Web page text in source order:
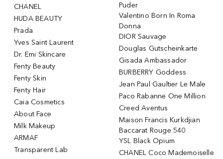
CHANEL
HUDA BEAUTY
Prada
Yves Saint Laurent
Dr. Emi Skincare
Fenty Beauty
Fenty Skin
Fenty Hair
Caia Cosmetics
About Face
Milk Makeup
ARMAF
Transparent Lab
Puder
Valentino Born In Roma
Donna
DIOR Sauvage
Douglas Gutscheinkarte
Gisada Ambassador
BURBERRY Goddess
Jean Paul Gaultier Le Male
Paco Rabanne One Million
Creed Aventus
Maison Francis Kurkdjian
Baccarat Rouge 540
YSL Black Opium
CHANEL Coco Mademoiselle